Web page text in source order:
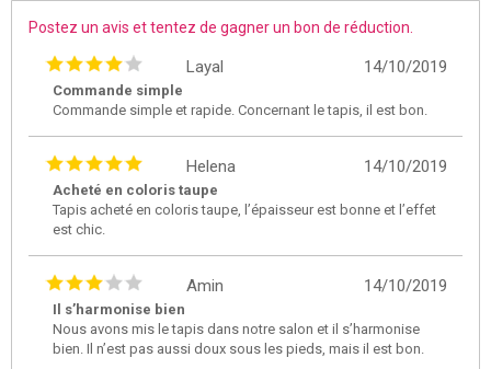
Postez un avis et tentez de gagner un bon de réduction.
14/10/2019
Layal
Commande simple
Commande simple et rapide. Concernant le tapis, il est bon.
14/10/2019
Helena
Acheté en coloris taupe
Tapis acheté en coloris taupe, l’épaisseur est bonne et l’effet
est chic.
14/10/2019
Amin
Il s’harmonise bien
Nous avons mis le tapis dans notre salon et il s’harmonise
bien. Il n’est pas aussi doux sous les pieds, mais il est bon.